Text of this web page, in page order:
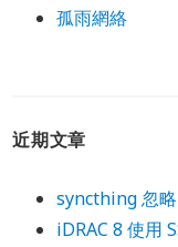
孤雨網絡
近期文章
syncthing 忽
iDRAC 8 使用